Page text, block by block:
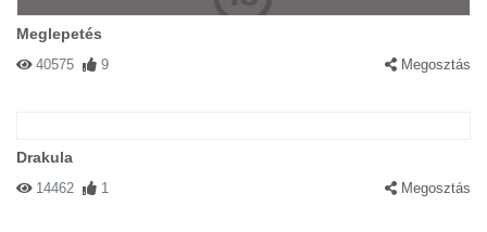
Meglepetés
40575 9 Megosztás
Drakula
14462 1 Megosztás